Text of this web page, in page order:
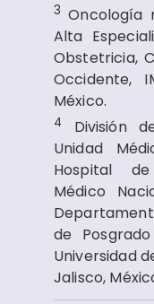
3Oncología
Alta
Obstetricia,
Occidente,
México.
4 División
Unidad
Hospital
Médico
de
Universidad
Jalisco,